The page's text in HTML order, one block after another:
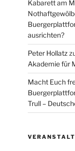
Kabarett am
ausrichten?
Peter Hollatz
Akademie für
Macht Euch
Trull –